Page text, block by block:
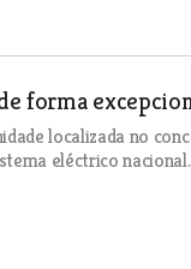
forma
localizada no
eléctrico nacional.